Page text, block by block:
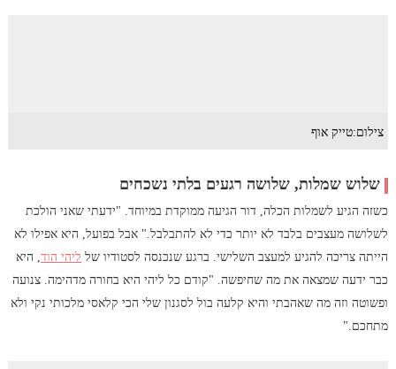
צילום:טייק אוף
שלוש שמלות, שלושה רגעים בלתי נשכחים
כשזה הגיע לשמלות הכלה, דור הגיעה ממוקדת במיוחד. "ידעתי שאני הולכת
לשלושה מעצבים בלבד לא יותר כדי לא להתבלבל." אבל בפועל, היא אפילו לא
הייתה צריכה להגיע למעצב השלישי. ברגע שנכנסה לסטודיו של ליהי הוד, היא
כבר ידעה שמצאה את מה שחיפשה. "קודם כל ליהי היא בחורה מדהימה. צנועה
ופשוטה וזה מה שאהבתי והיא קלעה בול לסגנון שלי הכי קלאסי מלכותי נקי ולא
מתחכם."